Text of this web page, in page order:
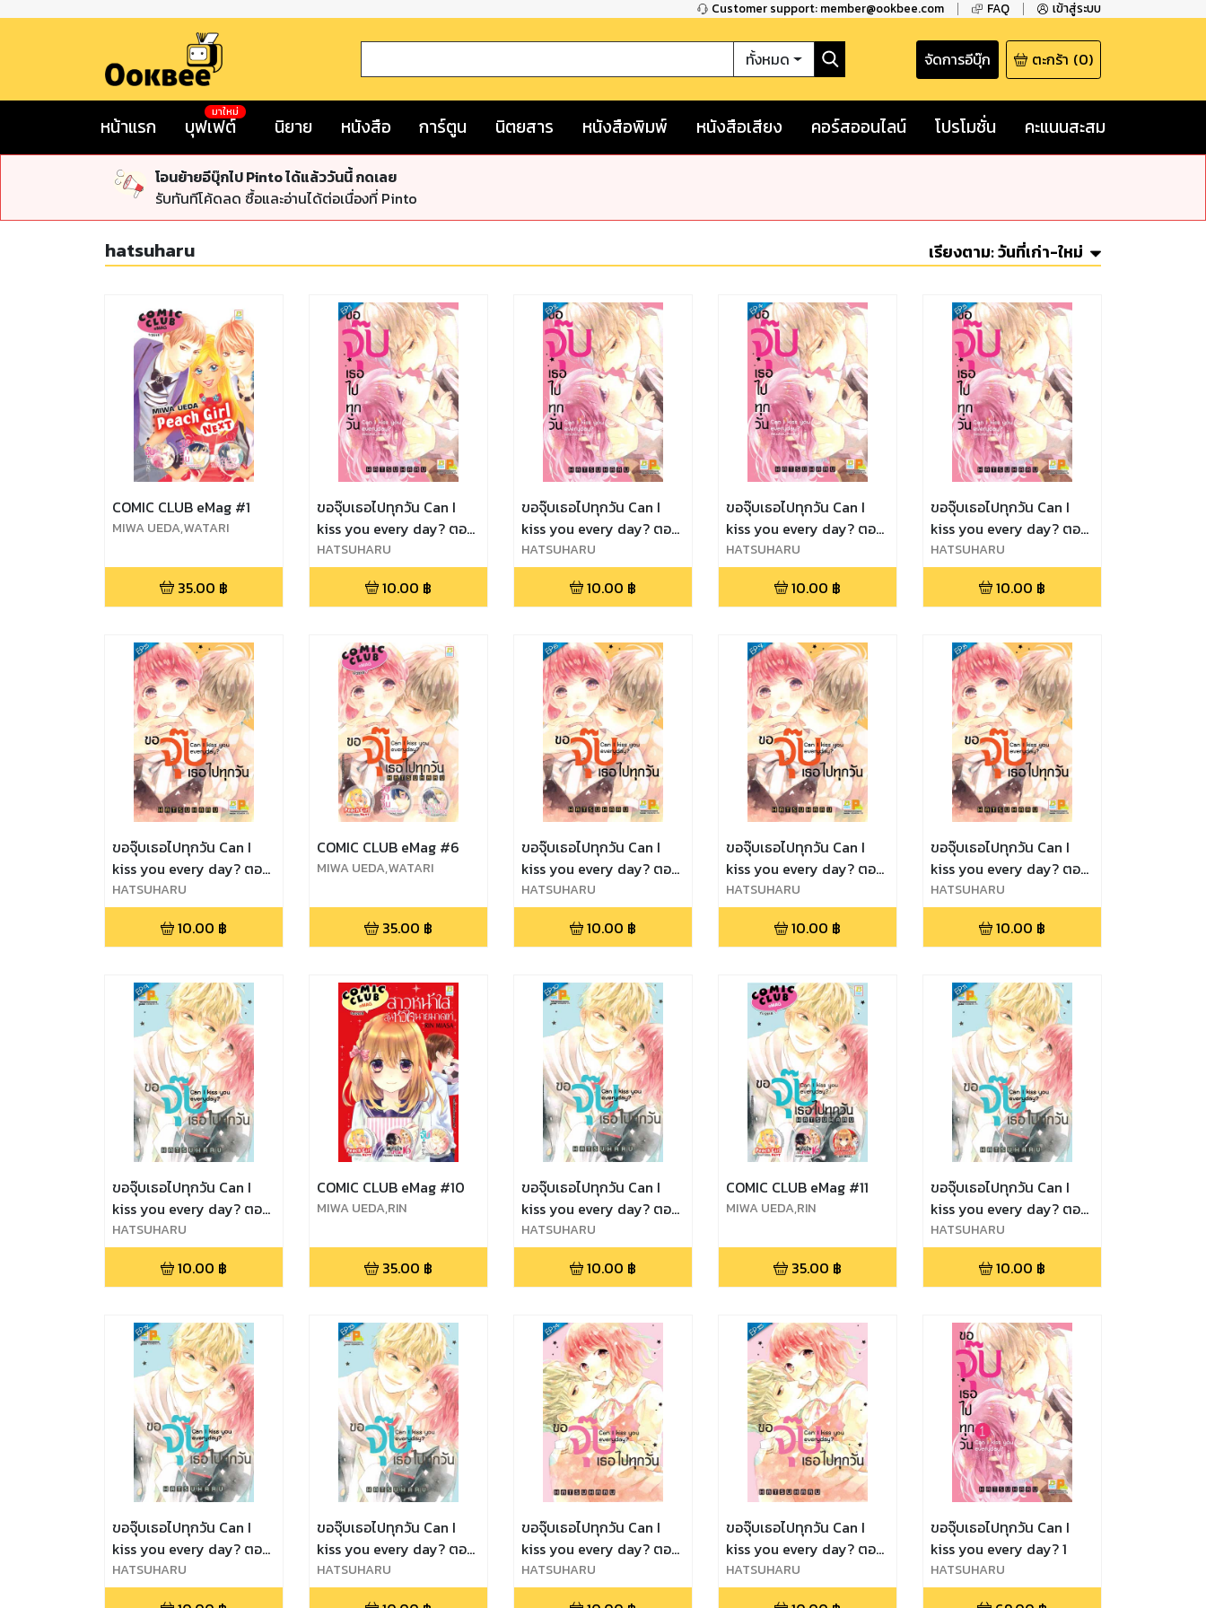
Customer support: member@ookbee.com FAQ เข้าสู่ระบบ
ทั้งหมด จัดการอีบุ๊ก ตะกร้า (0)
หน้าแรก บุฟเฟต์
มาใหม่
นิยาย หนังสือ การ์ตูน นิตยสาร หนังสือพิมพ์ หนังสือเสียง คอร์สออนไลน์ โปรโมชั่น คะแนนสะสม
โอนย้ายอีบุ๊กไป Pinto ได้แล้ววันนี้ กดเลย
รับทันทีโค้ดลด ซื้อและอ่านได้ต่อเนื่องที่ Pinto
hatsuharu เรียงตาม:วันที่เก่า-ใหม่
COMIC CLUB eMag #1
MIWA UEDA,WATARI
RINDA
35.00 ฿
ขอจุ๊บเธอไปทุกวัน Can I
kiss you every day? ตอน
1HATSUHARU
10.00 ฿
ขอจุ๊บเธอไปทุกวัน Can I
kiss you every day? ตอน
2
HATSUHARU
10.00 ฿
ขอจุ๊บเธอไปทุกวัน Can I
kiss you every day? ตอน
4
HATSUHARU
10.00 ฿
ขอจุ๊บเธอไปทุกวัน Can I
kiss you every day? ตอน
3
HATSUHARU
10.00 ฿
ขอจุ๊บเธอไปทุกวัน Can I
kiss you every day? ตอน
5
HATSUHARU
10.00 ฿
COMIC CLUB eMag #6
MIWA UEDA,WATARI
RINDA
35.00 ฿
ขอจุ๊บเธอไปทุกวัน Can I
kiss you every day? ตอน
6
HATSUHARU
10.00 ฿
ขอจุ๊บเธอไปทุกวัน Can I
kiss you every day? ตอน
7
HATSUHARU
10.00 ฿
ขอจุ๊บเธอไปทุกวัน Can I
kiss you every day? ตอน
8
HATSUHARU
10.00 ฿
ขอจุ๊บเธอไปทุกวัน Can I
kiss you every day? ตอน
9
HATSUHARU
10.00 ฿
COMIC CLUB eMag #10
MIWA UEDA,RIN
O TORIUMI
35.00 ฿
ขอจุ๊บเธอไปทุกวัน Can I
kiss you every day? ตอน
10
HATSUHARU
10.00 ฿
COMIC CLUB eMag #11
MIWA UEDA,RIN
O TORIUMI
35.00 ฿
ขอจุ๊บเธอไปทุกวัน Can I
kiss you every day? ตอน
11
HATSUHARU
10.00 ฿
ขอจุ๊บเธอไปทุกวัน Can I
kiss you every day? ตอน
12
HATSUHARU
ขอจุ๊บเธอไปทุกวัน Can I
kiss you every day? ตอน
13
HATSUHARU
ขอจุ๊บเธอไปทุกวัน Can I
kiss you every day? ตอน
14
HATSUHARU
ขอจุ๊บเธอไปทุกวัน Can I
kiss you every day? ตอน
15
HATSUHARU
ขอจุ๊บเธอไปทุกวัน Can I
kiss you every day? 1
HATSUHARU